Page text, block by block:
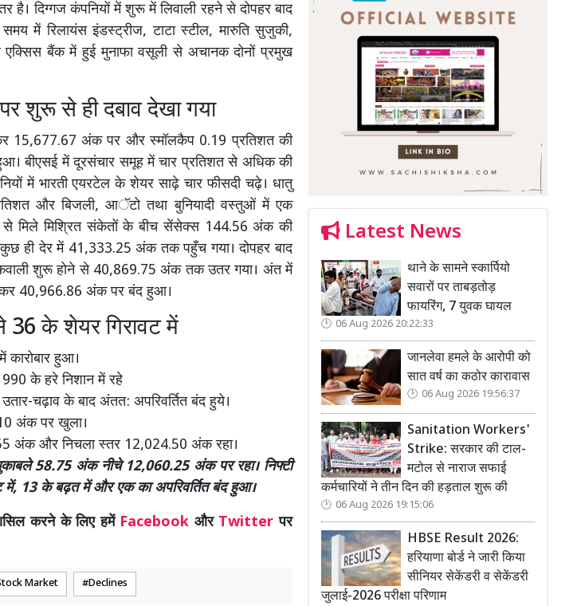
है। दिग्गज कंपनियों में शुरू में लिवाली रहने से दोपहर बाद
में रिलायंस इंडस्ट्रीज, टाटा स्टील, मारुति सुजुकी,
बैंक में हुई मुनाफा वसूली से अचानक दोनों प्रमुख
शुरू से ही दबाव देखा गया
15,677.67 अंक पर और स्मॉलकैप 0.19 प्रतिशत की
बीएसई में दूरसंचार समूह में चार प्रतिशत से अधिक की
में भारती एयरटेल के शेयर साढ़े चार फीसदी चढ़े। धातु
और बिजली, आॅटो तथा बुनियादी वस्तुओं में एक
से मिले मिश्रित संकेतों के बीच सेंसेक्स 144.56 अंक की
ही देर में 41,333.25 अंक तक पहुँच गया। दोपहर बाद
शुरू होने से 40,869.75 अंक तक उतर गया। अंत में
40,966.86 अंक पर बंद हुआ।
36 के शेयर गिरावट में
हुआ।
के हरे निशान में रहे
चढ़ाव के बाद अंतत: अपरिवर्तित बंद हुये।
अंक पर खुला।
अंक और निचला स्तर 12,024.50 अंक रहा।
मुकाबले 58.75 अंक नीचे 12,060.25 अंक पर रहा। निफ्टी
में, 13 के बढ़त में और एक का अपरिवर्तित बंद हुआ।
करने के लिए हमें Facebook और Twitter पर
Market Declines
Latest News
थाने के सामने स्कार्पियो
सवारों पर ताबड़तोड़
फायरिंग, 7 युवक घायल
06 Aug 2026 20:22:33
जानलेवा हमले के आरोपी को
सात वर्ष का कठोर कारावास
06 Aug 2026 19:56:37
Sanitation Workers'
Strike: सरकार की टाल-
मटोल से नाराज सफाई
कर्मचारियों ने तीन दिन की हड़ताल शुरू की
06 Aug 2026 19:15:06
HBSE Result 2026:
हरियाणा बोर्ड ने जारी किया
सीनियर सेकेंडरी व सेकेंडरी
जुलाई-2026 परीक्षा परिणाम